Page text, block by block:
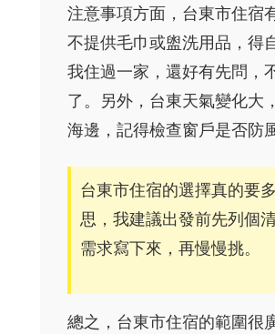
注意事項方面，台東市住宿
不提供毛巾或盥洗用品，得
我住過一家，還好有先問，
了。另外，台東天氣變化大
海邊，記得檢查窗戶是否防
台東市住宿的選擇真的要
思，我建議出發前先列個
需求寫下來，再慢慢挑。
總之，台東市住宿的範圍很